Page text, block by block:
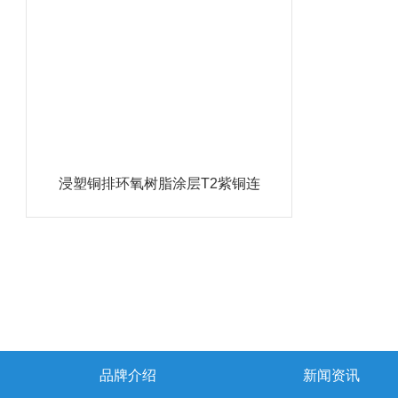
浸塑铜排环氧树脂涂层T2紫铜连
接排
品牌介绍 新闻资讯